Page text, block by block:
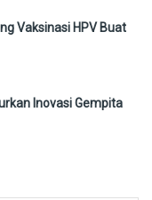
Vaksinasi HPV Buat
Inovasi Gempita